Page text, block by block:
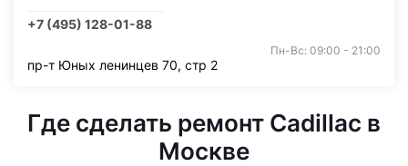
+7 (495) 128-01-88
Пн-Вс: 09:00 - 21:00
пр-т Юных ленинцев 70, стр 2
Где сделать ремонт Cadillac в
Москве